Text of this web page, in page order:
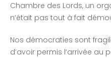
Chambre des Lords, un
n’était pas tout à fait
Nos démocraties sont
d’avoir permis l’arrivée au